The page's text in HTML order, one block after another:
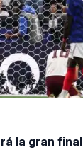
la gran final